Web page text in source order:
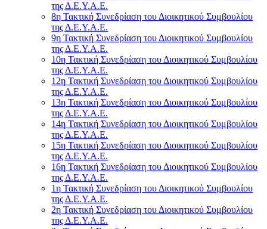
της Δ.Ε.Υ.Α.Ε.
8η Τακτική Συνεδρίαση του Διοικητικού Συμβουλίου
της Δ.Ε.Υ.Α.Ε.
9η Τακτική Συνεδρίαση του Διοικητικού Συμβουλίου
της Δ.Ε.Υ.Α.Ε.
10η Τακτική Συνεδρίαση του Διοικητικού Συμβουλίου
της Δ.Ε.Υ.Α.Ε.
12η Τακτική Συνεδρίαση του Διοικητικού Συμβουλίου
της Δ.Ε.Υ.Α.Ε.
13η Τακτική Συνεδρίαση του Διοικητικού Συμβουλίου
της Δ.Ε.Υ.Α.Ε.
14η Τακτική Συνεδρίαση του Διοικητικού Συμβουλίου
της Δ.Ε.Υ.Α.Ε.
15η Τακτική Συνεδρίαση του Διοικητικού Συμβουλίου
της Δ.Ε.Υ.Α.Ε.
16η Τακτική Συνεδρίαση του Διοικητικού Συμβουλίου
της Δ.Ε.Υ.Α.Ε.
1η Τακτική Συνεδρίαση του Διοικητικού Συμβουλίου
της Δ.Ε.Υ.Α.Ε.
2η Τακτική Συνεδρίαση του Διοικητικού Συμβουλίου
της Δ.Ε.Υ.Α.Ε.